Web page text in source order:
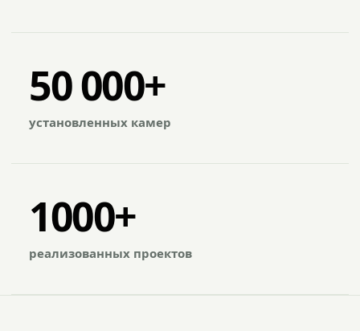
50 000+
установленных камер
1000+
реализованных проектов